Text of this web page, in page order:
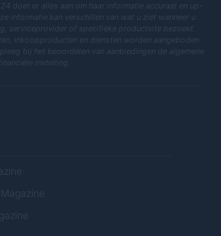
doet er alles aan om haar informatie accuraat en up-
informatie kan verschillen van wat u ziet wanneer u
serviceprovider of specifieke productsite bezoekt.
inkoopproducten en diensten worden aangeboden
bij het beoordelen van aanbiedingen de algemene
instelling.